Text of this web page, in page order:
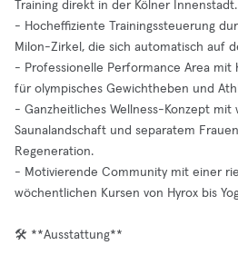
Training direkt in der Kölner Innenstadt.
- Hocheffiziente Trainingssteuerung
Milon-Zirkel, die sich automatisch auf
- Professionelle Performance Area
für olympisches Gewichtheben und
- Ganzheitliches Wellness-Konzept mit
Saunalandschaft und separatem
Regeneration.
- Motivierende Community mit einer
wöchentlichen Kursen von Hyrox bis
🛠️ **Ausstattung**